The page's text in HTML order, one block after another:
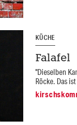
KÜCHE
Falafel
"Dieselben
Röcke. Das